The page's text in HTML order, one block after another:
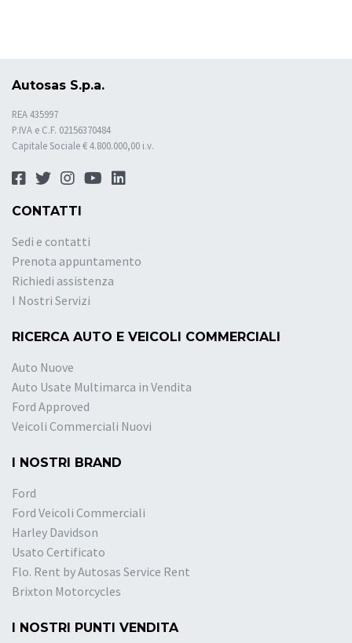
Autosas S.p.a.
REA 435997
P.IVA e C.F. 02156370484
Capitale Sociale € 4.800.000,00 i.v.
CONTATTI
Sedi e contatti
Prenota appuntamento
Richiedi assistenza
I Nostri Servizi
RICERCA AUTO E VEICOLI COMMERCIALI
Auto Nuove
Auto Usate Multimarca in Vendita
Ford Approved
Veicoli Commerciali Nuovi
I NOSTRI BRAND
Ford
Ford Veicoli Commerciali
Harley Davidson
Usato Certificato
Flo. Rent by Autosas Service Rent
Brixton Motorcycles
I NOSTRI PUNTI VENDITA